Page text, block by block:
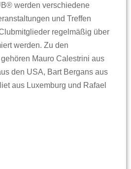
werden verschiedene
und Treffen
regelmäßig über
werden. Zu den
Mauro Calestrini aus
den USA, Bart Bergans aus
aus Luxemburg und Rafael